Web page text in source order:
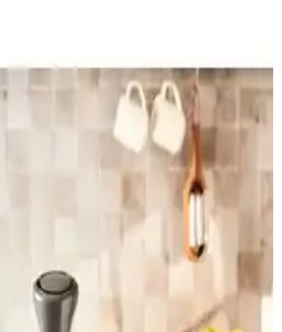
Kullanıcı Yorumları
detaylı karşılaştırmasıyla
geri bildirimlerini keşfedin. Hangi
1000 W Çok Fonksiyonlu
Kullanımı İçin
ve çok fonksiyonlu tasarımıyla
malzemeleri ve kullanışlı